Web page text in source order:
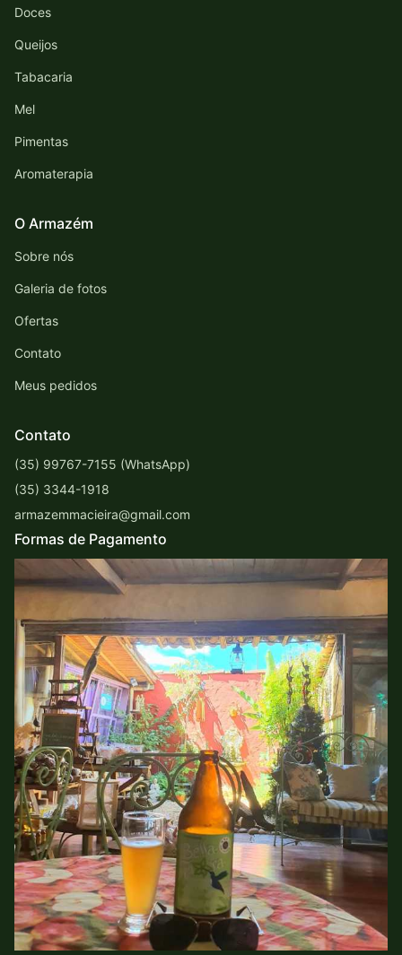
Doces
Queijos
Tabacaria
Mel
Pimentas
Aromaterapia
O Armazém
Sobre nós
Galeria de fotos
Ofertas
Contato
Meus pedidos
Contato
(35) 99767-7155 (WhatsApp)
(35) 3344-1918
armazemmacieira@gmail.com
Formas de Pagamento